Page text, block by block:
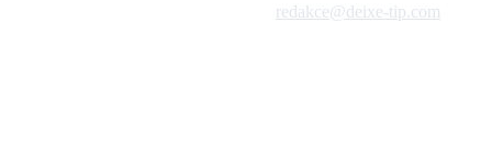
redakce@deixe-tip.com